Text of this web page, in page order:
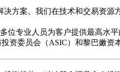
方案。我们在技术和交易资
位专业人员为客户提供最高水平
资委员会（ASIC）和黎巴嫩